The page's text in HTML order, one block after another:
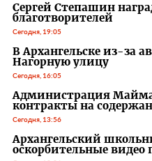
Сергей Степашин
благотворителей
Сегодня, 19:05
В Архангельске из-за
Нагорную улицу
Сегодня, 16:05
Администрация
контракты на
Сегодня, 13:56
Архангельский
оскорбительные видео